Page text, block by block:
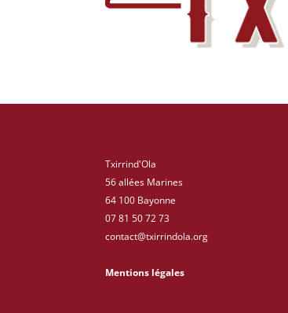
Txirrind'Ola
56 allées Marines
64 100 Bayonne
07 81 50 72 73
contact@txirrindola.org
Mentions légales